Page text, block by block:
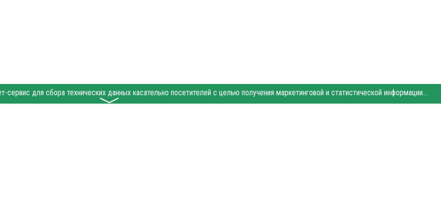
Этот сайт использует «cookies». Также сайт использует интернет-сервис для сбора технических данных касательно посетителей с целью получения маркетинговой и статистической информации. Условия обработки данных посетителей сайта см.
〉